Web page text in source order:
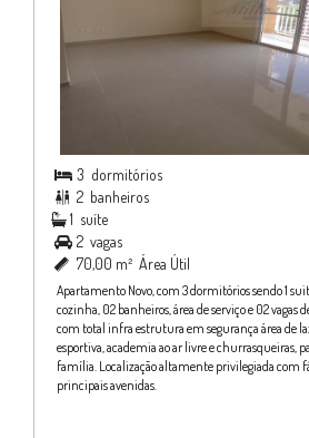
 3 dormitórios
 2 banheiros
1 suíte
 2 vagas
 70,00 m² Área Útil
Apartamento Novo, com 3 dormitórios sendo 1
cozinha, 02 banheiros, área de serviço e 02 vagas
com total infra estrutura em segurança área de
esportiva, academia ao ar livre e churrasqueiras,
família. Localização altamente privilegiada com
principais avenidas.